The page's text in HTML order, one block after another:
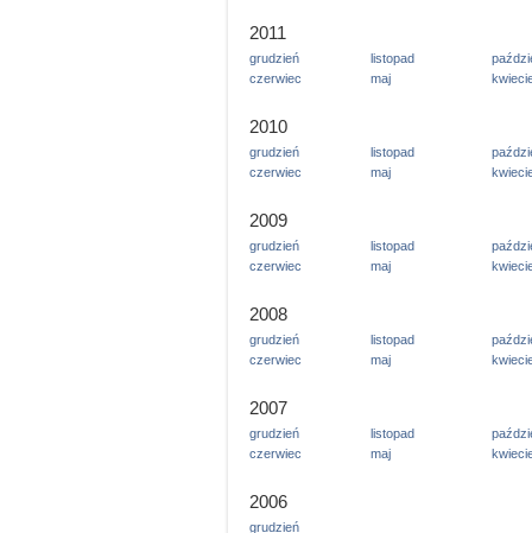
2011
grudzień listopad
czerwiec
maj
2010
grudzień listopad
czerwiec
maj
2009
grudzień listopad
czerwiec
maj
2008
grudzień listopad
czerwiec
maj
2007
grudzień listopad
czerwiec
maj
2006
grudzień